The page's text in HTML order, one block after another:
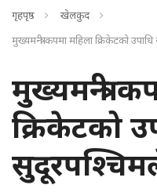
गृहपृष्ठ
खेलकुद
मुख्यमन्त्री कपमा महिला क्रिकेटको
मुख्यमन्त्री
क्रिकेटको